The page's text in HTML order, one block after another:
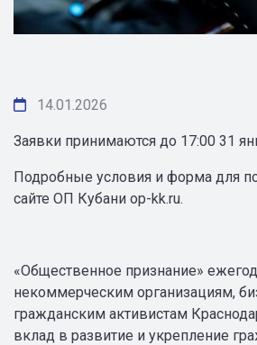
14.01.2026
Заявки принимаются до 17:00 31
Подробные условия и форма для
сайте ОП Кубани op-kk.ru.
«Общественное признание»
некоммерческим организациям,
гражданским активистам
вклад в развитие и укрепление